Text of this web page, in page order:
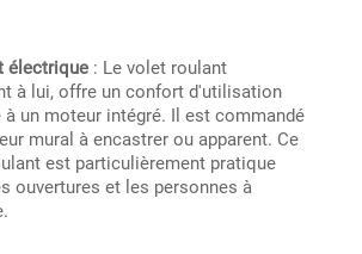
électrique : Le volet roulant
à lui, offre un confort d'utilisation
à un moteur intégré. Il est commandé
mural à encastrer ou apparent. Ce
est particulièrement pratique
ouvertures et les personnes à